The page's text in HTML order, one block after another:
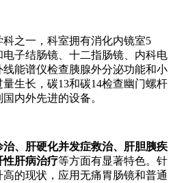
之一，科室拥有消化内镜室5
子结肠镜、十二指肠镜、内科电
能谱仪检查胰腺外分泌功能和小
生长，碳13和碳14检查幽门螺杆
内外先进的设备。
治、肝硬化并发症救治、肝胆胰疾
性肝病治疗等方面有显著特色。针
的现状，应用无痛胃肠镜和普通